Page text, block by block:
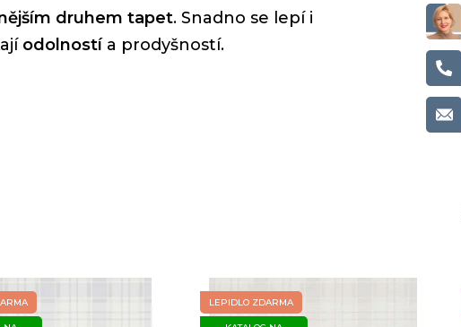
druhem tapet. Snadno se lepí i
odolnostía prodyšností.
LEPIDLO ZDARMA